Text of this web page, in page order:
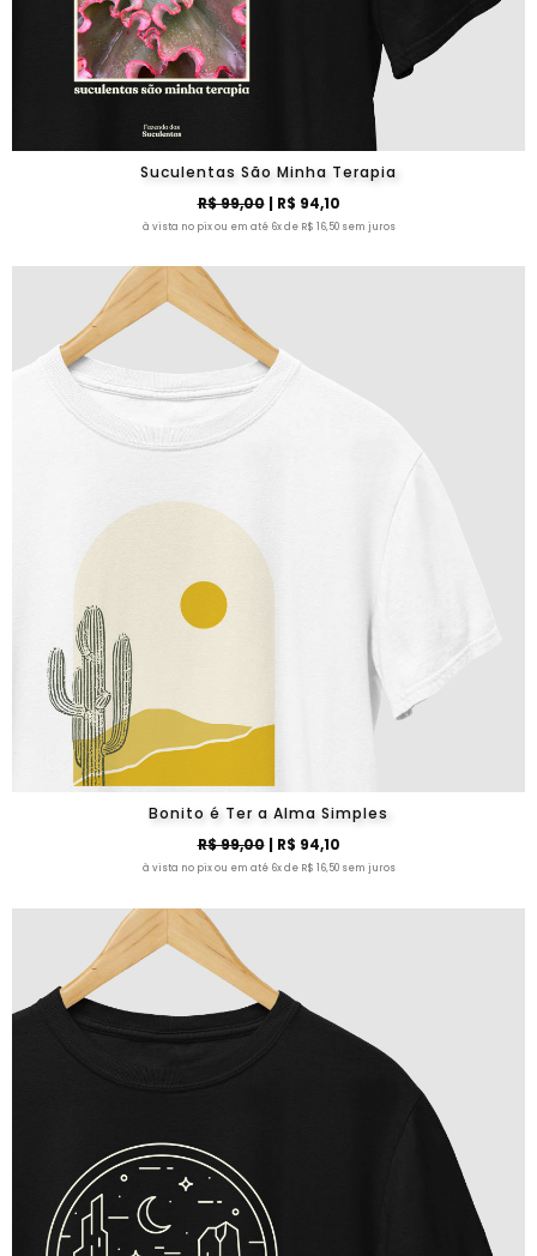
Suculentas São Minha Terapia
R$ 99,00| R$ 94,10
à vista no pix ou em até 6x de R$ 16,50 sem juros
Bonito é Ter a Alma Simples
R$ 99,00| R$ 94,10
à vista no pix ou em até 6x de R$ 16,50 sem juros